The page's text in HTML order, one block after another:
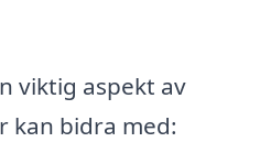
viktig aspekt av
kan bidra med: